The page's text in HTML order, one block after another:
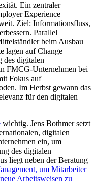
Ein zentraler
Experience
Ziel: Informationsfluss,
Parallel
beim Ausbau
lagen auf Change
des digitalen
FMCG-Unternehmen bei
Fokus auf
Im Herbst gewann das
für den digitalen
wichtig. Jens Bothmer setzt
digitalen
ein, um
des digitalen
liegt neben der Beratung
um Mitarbeiter
Arbeitsweisen zu